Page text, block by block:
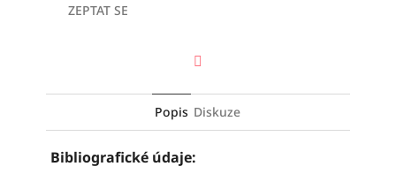
ZEPTAT SE
Popis Diskuze
Bibliografické údaje: